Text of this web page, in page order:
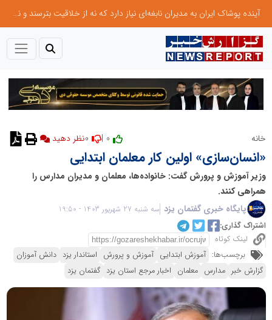
آینده پوشاک ایران به مدیران نابغه‌ای نیاز دارد که نه از خلاقیت بترسند و نه بروکراسی
خانه
«انسان‌سازی» اولین کار معلمان ابتدایی
وزیر آموزش و پرورش گفت: خانواده‌ها، معلمان و مدیران مدارس را
همراهی کنند.
پایگاه خبری گفتمان یزد سه شنبه 27 شهریور 1403 - 19:50
اشتراک گذاری:
لینک کوتاه
برچسب‌ها: آموزش ابتدایی آموزش و پرورش استاندار یزد دانش آموزان
گزارش خبر مدارس معلمان اخبار مرجع استان یزد گفتمان یزد